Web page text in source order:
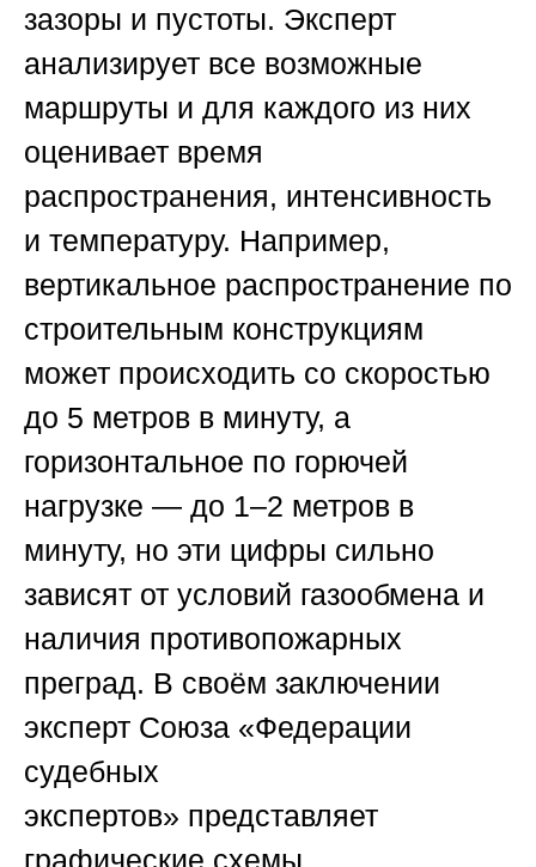
зазоры и пустоты. Эксперт
анализирует все возможные
маршруты и для каждого из них
оценивает время
распространения, интенсивность
и температуру. Например,
вертикальное распространение по
строительным конструкциям
может происходить со скоростью
до 5 метров в минуту, а
горизонтальное по горючей
нагрузке — до 1–2 метров в
минуту, но эти цифры сильно
зависят от условий газообмена и
наличия противопожарных
преград. В своём заключении
эксперт Союза «Федерации
судебных
экспертов» представляет
графические схемы